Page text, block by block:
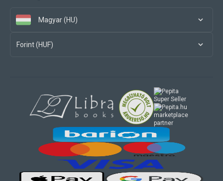
Magyar (HU)
Forint (HUF)
marketplace
partner